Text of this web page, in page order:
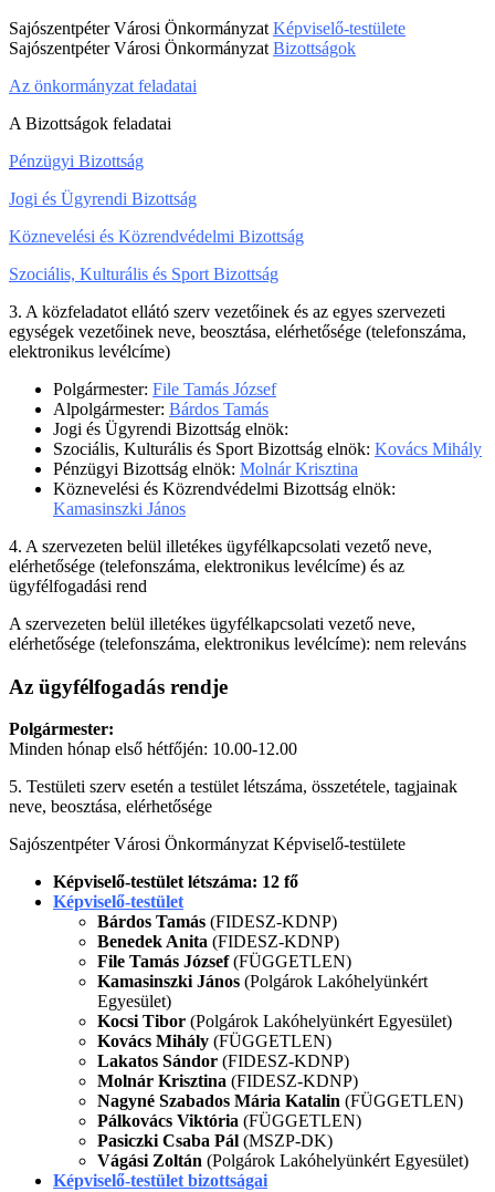
Sajószentpéter Városi Önkormányzat Képviselő-testülete
Sajószentpéter Városi Önkormányzat Bizottságok
Az önkormányzat feladatai
A Bizottságok feladatai
Pénzügyi Bizottság
Jogi és Ügyrendi Bizottság
Köznevelési és Közrendvédelmi Bizottság
Szociális, Kulturális és Sport Bizottság
3. A közfeladatot ellátó szerv vezetőinek és az egyes szervezeti
egységek vezetőinek neve, beosztása, elérhetősége (telefonszáma,
elektronikus levélcíme)
Polgármester: File Tamás József
Alpolgármester: Bárdos Tamás
Jogi és Ügyrendi Bizottság elnök:
Szociális, Kulturális és Sport Bizottság elnök: Kovács Mihály
Pénzügyi Bizottság elnök: Molnár Krisztina
Köznevelési és Közrendvédelmi Bizottság elnök:
Kamasinszki János
4. A szervezeten belül illetékes ügyfélkapcsolati vezető neve,
elérhetősége (telefonszáma, elektronikus levélcíme) és az
ügyfélfogadási rend
A szervezeten belül illetékes ügyfélkapcsolati vezető neve,
elérhetősége (telefonszáma, elektronikus levélcíme): nem releváns
Az ügyfélfogadás rendje
Polgármester:
Minden hónap első hétfőjén: 10.00-12.00
5. Testületi szerv esetén a testület létszáma, összetétele, tagjainak
neve, beosztása, elérhetősége
Sajószentpéter Városi Önkormányzat Képviselő-testülete
Képviselő-testület létszáma: 12 fő
Képviselő-testület
Bárdos Tamás (FIDESZ-KDNP)
Benedek Anita (FIDESZ-KDNP)
File Tamás József (FÜGGETLEN)
Kamasinszki János (Polgárok Lakóhelyünkért
Egyesület)
Kocsi Tibor (Polgárok Lakóhelyünkért Egyesület)
Kovács Mihály (FÜGGETLEN)
Lakatos Sándor (FIDESZ-KDNP)
Molnár Krisztina (FIDESZ-KDNP)
Nagyné Szabados Mária Katalin (FÜGGETLEN)
Pálkovács Viktória (FÜGGETLEN)
Pasiczki Csaba Pál (MSZP-DK)
Vágási Zoltán (Polgárok Lakóhelyünkért Egyesület)
Képviselő-testület bizottságai